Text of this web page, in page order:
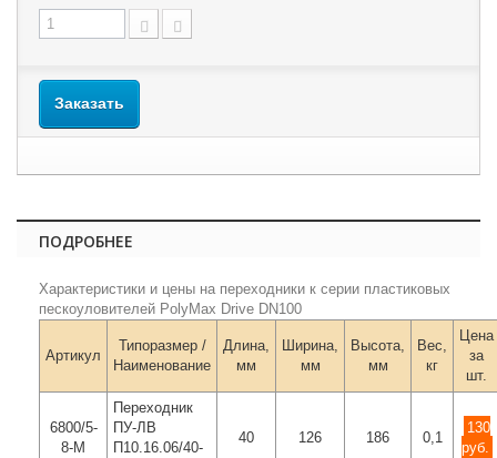
Заказать
ПОДРОБНЕЕ
Характеристики и цены на переходники к серии пластиковых
пескоуловителей PolyMax Drive DN100
Артикул
Типоразмер /
Наименование
Длина,
мм
Ширина,
мм
Высота,
мм
Вес,
кг
Цена
за
шт.
6800/5-
8-М
Переходник
ПУ-ЛВ
П10.16.06/40-
40 126 186 0,1
130
руб.